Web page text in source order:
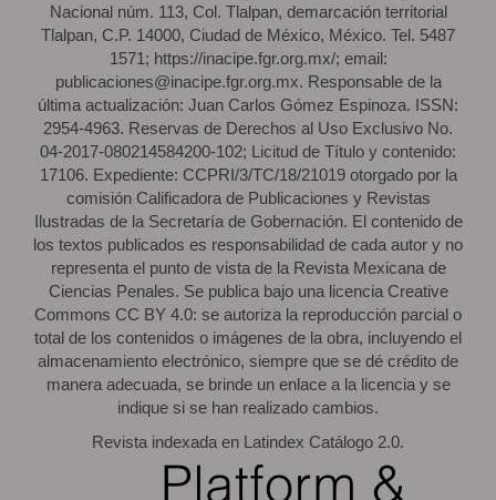
Nacional núm. 113, Col. Tlalpan, demarcación territorial
Tlalpan, C.P. 14000, Ciudad de México, México. Tel. 5487
1571; https://inacipe.fgr.org.mx/; email:
publicaciones@inacipe.fgr.org.mx. Responsable de la
última actualización: Juan Carlos Gómez Espinoza. ISSN:
2954-4963. Reservas de Derechos al Uso Exclusivo No.
04-2017-080214584200-102; Licitud de Título y contenido:
17106. Expediente: CCPRI/3/TC/18/21019 otorgado por la
comisión Calificadora de Publicaciones y Revistas
Ilustradas de la Secretaría de Gobernación. El contenido de
los textos publicados es responsabilidad de cada autor y no
representa el punto de vista de la Revista Mexicana de
Ciencias Penales. Se publica bajo una licencia Creative
Commons CC BY 4.0: se autoriza la reproducción parcial o
total de los contenidos o imágenes de la obra, incluyendo el
almacenamiento electrónico, siempre que se dé crédito de
manera adecuada, se brinde un enlace a la licencia y se
indique si se han realizado cambios.
Revista indexada en Latindex Catálogo 2.0.